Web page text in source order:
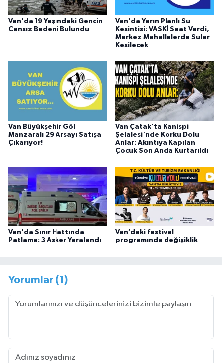
Van'da 19 Yaşındaki Gencin
Cansız Bedeni Bulundu
Van'da Yarın Planlı Su
Kesintisi: VASKİ Saat Verdi,
Merkez Mahallelerde Sular
Kesilecek
Van Büyükşehir Göl
Manzaralı 29 Arsayı Satışa
Çıkarıyor!
Van Çatak'ta Kanispi
Şelalesi'nde Korku Dolu
Anlar: Akıntıya Kapılan
Çocuk Son Anda Kurtarıldı
Van'da Sınır Hattında
Patlama: 3 Asker Yaralandı
Van’daki festival
programında değişiklik
Yorumlar (1)